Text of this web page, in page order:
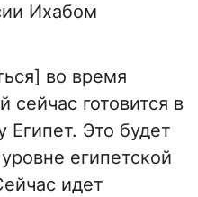
Ихабом
во время
сейчас готовится в
Египет. Это будет
египетской
идет